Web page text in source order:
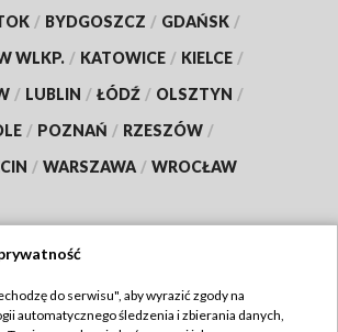
/ BYDGOSZCZ / GDAŃSK /
WLKP. / KATOWICE / KIELCE /
/ LUBLIN / ŁÓDŹ / OLSZTYN /
/ POZNAŃ / RZESZÓW /
/ WARSZAWA / WROCŁAW
TVP
do serwisu", aby wyrazić zgody na
automatycznego śledzenia i zbierania danych,